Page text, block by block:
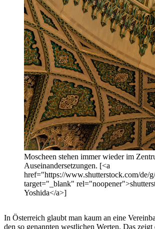
Moscheen stehen immer wieder im
Auseinandersetzungen. [<a
href="https://www.shutterstock.com/de/
target="_blank"
Yoshida</a>]
In Österreich glaubt man kaum an eine
den so genannten westlichen Werten. Das zeigt